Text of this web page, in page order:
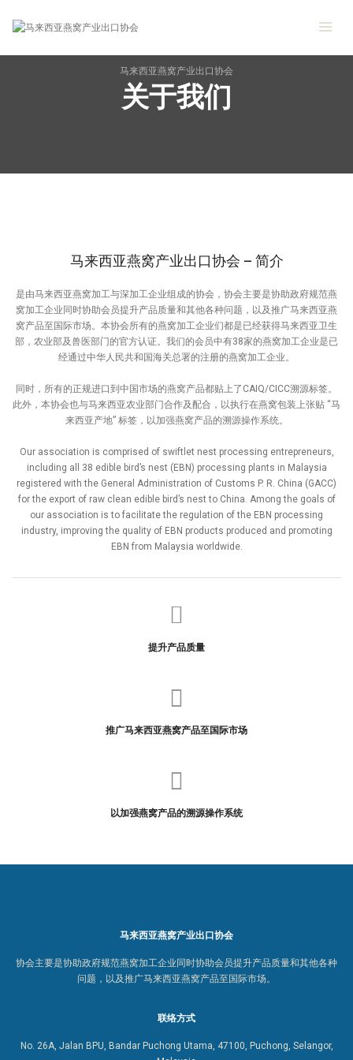
马来西亚燕窝产业出口协会
关于我们
马来西亚燕窝产业出口协会 – 简介
是由马来西亚燕窝加工与深加工企业组成的协会，协会主要是协助政府规范燕
窝加工企业同时协助会员提升产品质量和其他各种问题，以及推广马来西亚燕
窝产品至国际市场。本协会所有的燕窝加工企业们都是已经获得马来西亚卫生
部，农业部及兽医部门的官方认证。我们的会员中有38家的燕窝加工企业是已
经通过中华人民共和国海关总署的注册的燕窝加工企业。
同时，所有的正规进口到中国市场的燕窝产品都贴上了CAIQ/CICC溯源标签。
此外，本协会也与马来西亚农业部门合作及配合，以执行在燕窝包装上张贴 “马
来西亚产地” 标签，以加强燕窝产品的溯源操作系统。
Our association is comprised of swiftlet nest processing entrepreneurs,
including all 38 edible bird’s nest (EBN) processing plants in Malaysia
registered with the General Administration of Customs P. R. China (GACC)
for the export of raw clean edible bird’s nest to China. Among the goals of
our association is to facilitate the regulation of the EBN processing
industry, improving the quality of EBN products produced and promoting
EBN from Malaysia worldwide.
提升产品质量
推广马来西亚燕窝产品至国际市场
以加强燕窝产品的溯源操作系统
马来西亚燕窝产业出口协会
协会主要是协助政府规范燕窝加工企业同时协助会员提升产品质量和其他各种
问题，以及推广马来西亚燕窝产品至国际市场。
联络方式
No. 26A, Jalan BPU, Bandar Puchong Utama, 47100, Puchong, Selangor,